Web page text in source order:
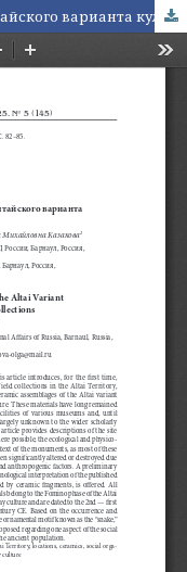
Материалы фоминского этапа алтайского варианта кулайской культуры со сборов